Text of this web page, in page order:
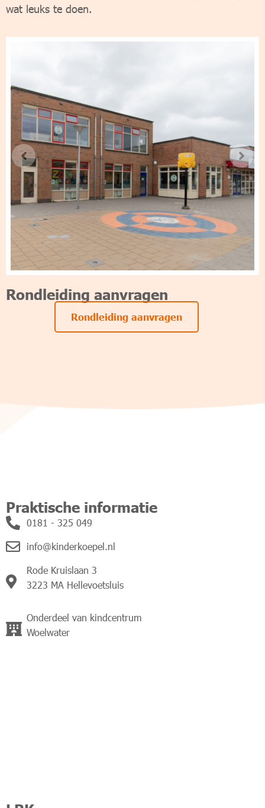
wat leuks te doen.
Rondleiding aanvragen
Rondleiding aanvragen
Praktische informatie
0181 - 325 049
info@kinderkoepel.nl
Rode Kruislaan 3
3223 MA Hellevoetsluis
Onderdeel van kindcentrum
Woelwater